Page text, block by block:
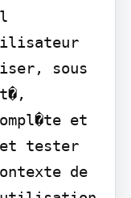
sous
et
tester
de